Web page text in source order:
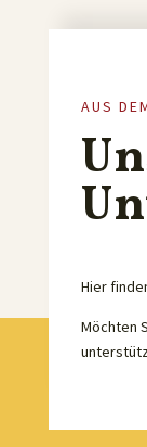
AUS
Hier
Möchten